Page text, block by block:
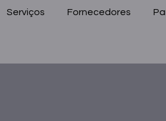
Serviços Fornecedores